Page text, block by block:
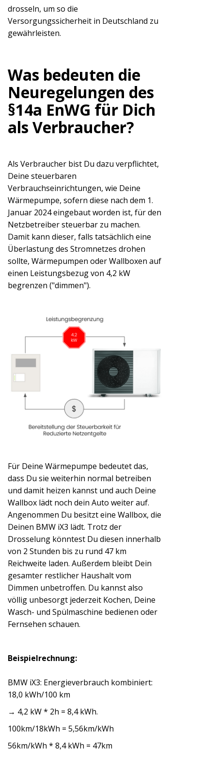
drosseln, um so die
Versorgungssicherheit in Deutschland zu
gewährleisten.
Was bedeuten die
Neuregelungen des
§14a EnWG für Dich
als Verbraucher?
Als Verbraucher bist Du dazu verpflichtet,
Deine steuerbaren
Verbrauchseinrichtungen, wie Deine
Wärmepumpe, sofern diese nach dem 1.
Januar 2024 eingebaut worden ist, für den
Netzbetreiber steuerbar zu machen.
Damit kann dieser, falls tatsächlich eine
Überlastung des Stromnetzes drohen
sollte, Wärmepumpen oder Wallboxen auf
einen Leistungsbezug von 4,2 kW
begrenzen ("dimmen").
Für Deine Wärmepumpe bedeutet das,
dass Du sie weiterhin normal betreiben
und damit heizen kannst und auch Deine
Wallbox lädt noch dein Auto weiter auf.
Angenommen Du besitzt eine Wallbox, die
Deinen BMW iX3 lädt. Trotz der
Drosselung könntest Du diesen innerhalb
von 2 Stunden bis zu rund 47 km
Reichweite laden. Außerdem bleibt Dein
gesamter restlicher Haushalt vom
Dimmen unbetroffen. Du kannst also
völlig unbesorgt jederzeit Kochen, Deine
Wasch- und Spülmaschine bedienen oder
Fernsehen schauen.
Beispielrechnung:
BMW iX3: Energieverbrauch kombiniert:
18,0 kWh/100 km
→ 4,2 kW * 2h = 8,4 kWh.
100km/18kWh = 5,56km/kWh
56km/kWh * 8,4 kWh = 47km